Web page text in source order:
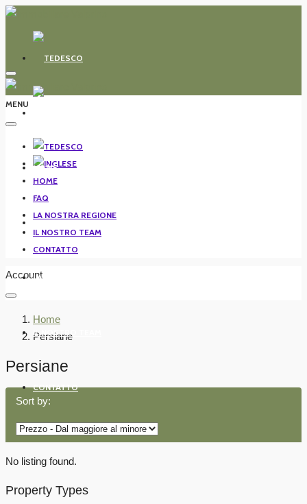
HOME
FAQ
LA NOSTRA REGIONE
IL NOSTRO TEAM
CONTATTO
MENU
HOME
FAQ
LA NOSTRA REGIONE
IL NOSTRO TEAM
CONTATTO
Account
Home
Persiane
Persiane
Sort by:
No listing found.
Property Types